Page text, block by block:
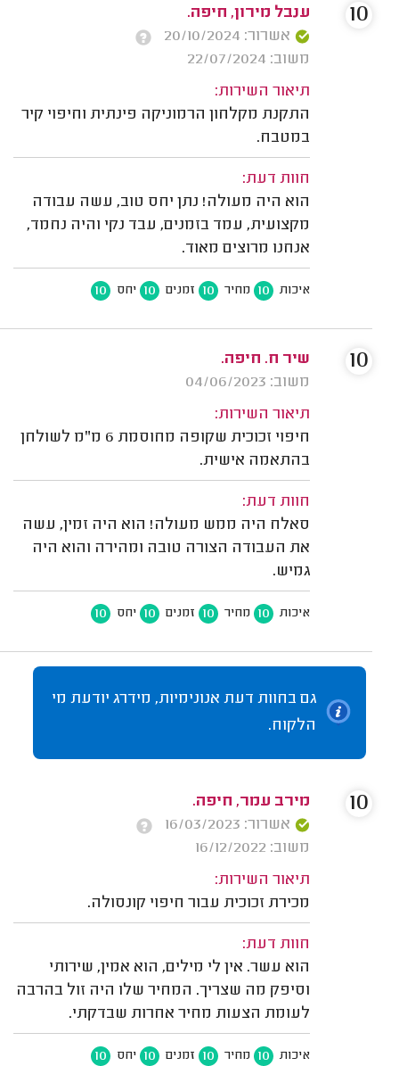
ענבל מירון, חיפה.
אשרור: 20/10/2024
משוב: 22/07/2024
תיאור השירות:
התקנת מקלחון הרמוניקה פינתית וחיפוי קיר
במטבח.
חוות דעת:
הוא היה מעולה! נתן יחס טוב, עשה עבודה
מקצועית, עמד בזמנים, עבד נקי והיה נחמד,
אנחנו מרוצים מאוד.
איכות 10 מחיר 10 זמנים 10 יחס 10
10
שיר ח. חיפה.
משוב: 04/06/2023
תיאור השירות:
חיפוי זכוכית שקופה מחוסמת 6 מ"מ לשולחן
בהתאמה אישית.
חוות דעת:
סאלח היה ממש מעולה! הוא היה זמין, עשה
את העבודה הצורה טובה ומהירה והוא היה
גמיש.
איכות 10 מחיר 10 זמנים 10 יחס 10
10
גם בחוות דעת אנונימיות, מידרג יודעת מי
הלקוח.
מירב עמר, חיפה.
אשרור: 16/03/2023
משוב: 16/12/2022
תיאור השירות:
מכירת זכוכית עבור חיפוי קונסולה.
חוות דעת:
הוא עשר. אין לי מילים, הוא אמין, שירותי
וסיפק מה שצריך. המחיר שלו היה זול בהרבה
לעומת הצעות מחיר אחרות שבדקתי.
איכות 10 מחיר 10 זמנים 10 יחס 10
10